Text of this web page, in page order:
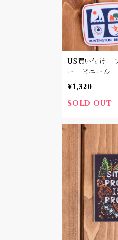
US買い付け
ー ビニール
¥1,320
SOLD OUT